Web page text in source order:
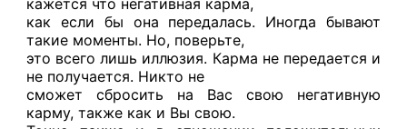
как если бы она передалась. Иногда бывают
такие моменты. Но, поверьте,
это всего лишь иллюзия. Карма не передается и
не получается. Никто не
сможет сбросить на Вас свою негативную
карму, также как и Вы свою.